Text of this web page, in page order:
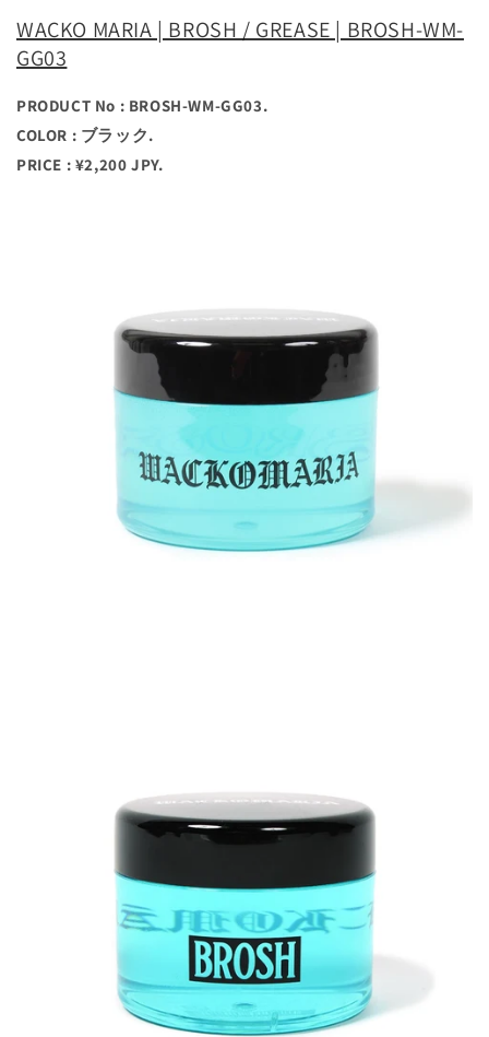
WACKO MARIA | BROSH / GREASE | BROSH-WM-
GG03
PRODUCT No : BROSH-WM-GG03.
COLOR : ブラック.
PRICE : ¥2,200 JPY.